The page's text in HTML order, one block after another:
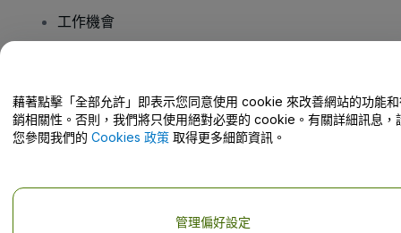
工作機會
幫助中心 / 聯絡我們
藉著點擊「全部允許」即表示您同意使用 cookie 來改善網站的功能
銷相關性。否則，我們將只使用絕對必要的 cookie。有關詳細訊息，
您參閱我們的 Cookies 政策 取得更多細節資訊。
管理偏好設定